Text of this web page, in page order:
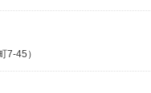
7-45）